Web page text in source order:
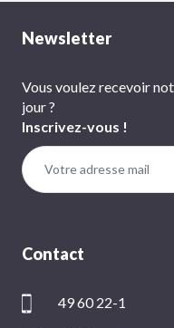
Newsletter
Vous voulez recevoir
jour ?
Inscrivez-vous !
Contact
49 60 22-1